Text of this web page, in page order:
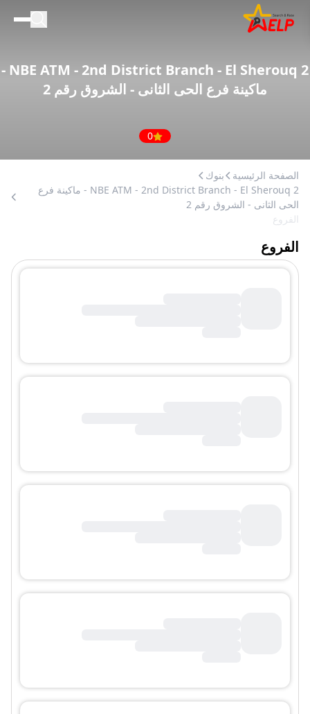
للأعمال التجارية
المدونة
NBE ATM - 2nd District Branch - El Sherouq 2 -
ماكينة فرع الحى الثانى - الشروق رقم 2
0
الصفحة الرئيسية
بنوك
NBE ATM - 2nd District Branch - El Sherouq 2 - ماكينة فرع
الحى الثانى - الشروق رقم 2
الفروع
الفروع